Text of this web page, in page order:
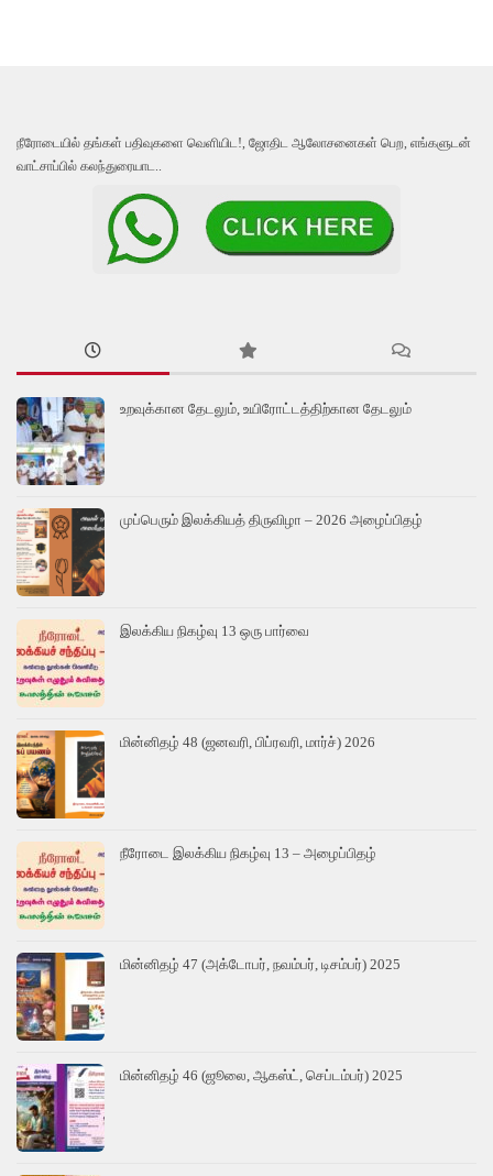
நீரோடையில் தங்கள் பதிவுகளை வெளியிட!, ஜோதிட ஆலோசனைகள் பெற, எங்களுடன்
வாட்சாப்பில் கலந்துரையாட..
உறவுக்கான தேடலும், உயிரோட்டத்திற்கான தேடலும்
முப்பெரும் இலக்கியத் திருவிழா – 2026 அழைப்பிதழ்
இலக்கிய நிகழ்வு 13 ஒரு பார்வை
மின்னிதழ் 48 (ஜனவரி, பிப்ரவரி, மார்ச்) 2026
நீரோடை இலக்கிய நிகழ்வு 13 – அழைப்பிதழ்
மின்னிதழ் 47 (அக்டோபர், நவம்பர், டிசம்பர்) 2025
மின்னிதழ் 46 (ஜூலை, ஆகஸ்ட், செப்டம்பர்) 2025